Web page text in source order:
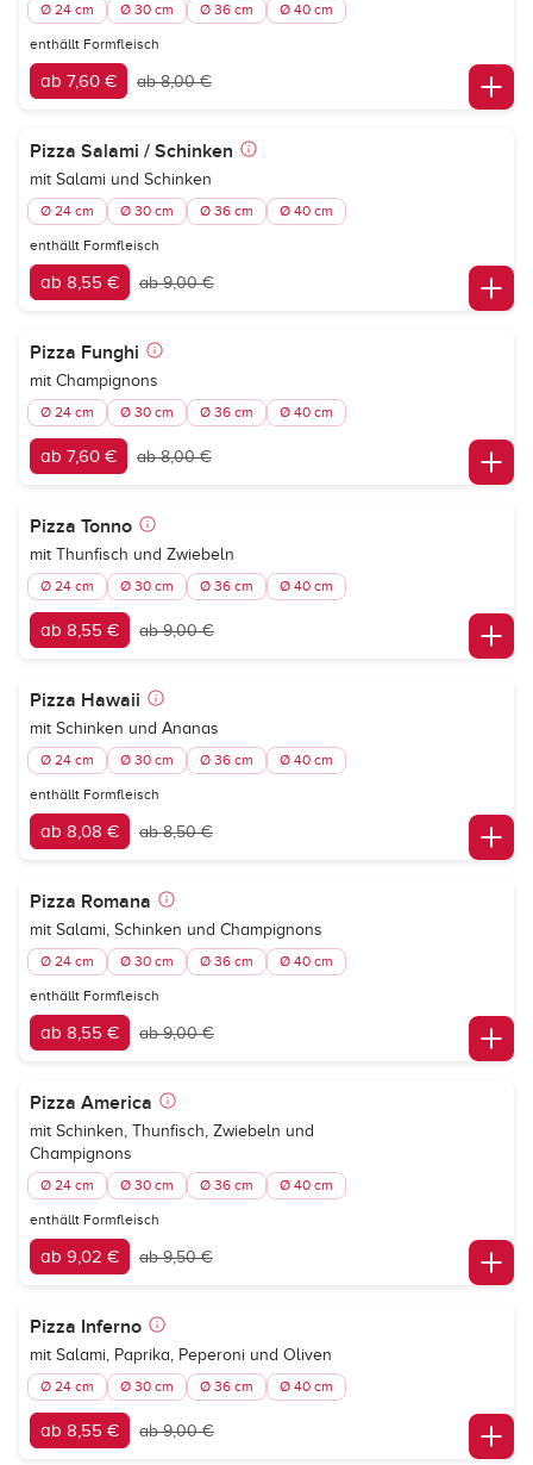
Ø 24 cm Ø 30 cm Ø 36 cm Ø 40 cm
enthällt Formfleisch
ab 7,60 € ab 8,00 €
Pizza Salami / Schinken
mit Salami und Schinken
Ø 24 cm Ø 30 cm Ø 36 cm Ø 40 cm
enthällt Formfleisch
ab 8,55 € ab 9,00 €
Pizza Funghi
mit Champignons
Ø 24 cm Ø 30 cm Ø 36 cm Ø 40 cm
ab 7,60 € ab 8,00 €
Pizza Tonno
mit Thunfisch und Zwiebeln
Ø 24 cm Ø 30 cm Ø 36 cm Ø 40 cm
ab 8,55 € ab 9,00 €
Pizza Hawaii
mit Schinken und Ananas
Ø 24 cm Ø 30 cm Ø 36 cm Ø 40 cm
enthällt Formfleisch
ab 8,08 € ab 8,50 €
Pizza Romana
mit Salami, Schinken und Champignons
Ø 24 cm Ø 30 cm Ø 36 cm Ø 40 cm
enthällt Formfleisch
ab 8,55 € ab 9,00 €
Pizza America
mit Schinken, Thunfisch, Zwiebeln und
Champignons
Ø 24 cm Ø 30 cm Ø 36 cm Ø 40 cm
enthällt Formfleisch
ab 9,02 € ab 9,50 €
Pizza Inferno
mit Salami, Paprika, Peperoni und Oliven
Ø 24 cm Ø 30 cm Ø 36 cm Ø 40 cm
ab 8,55 € ab 9,00 €